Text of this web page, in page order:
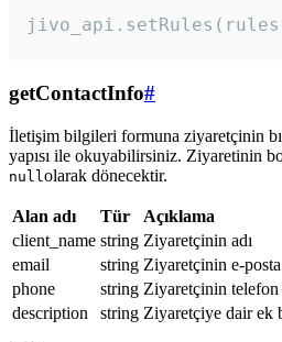
getContactInfo#
İletişim bilgileri formuna ziyaretçinin
yapısı ile okuyabilirsiniz. Ziyaretinin
null olarak dönecektir.
Alan adı Tür
Açıklama
client_name string Ziyaretçinin adı
email
string Ziyaretçinin e-
phone
string Ziyaretçinin telefon
description
string Ziyaretçiye dair ek